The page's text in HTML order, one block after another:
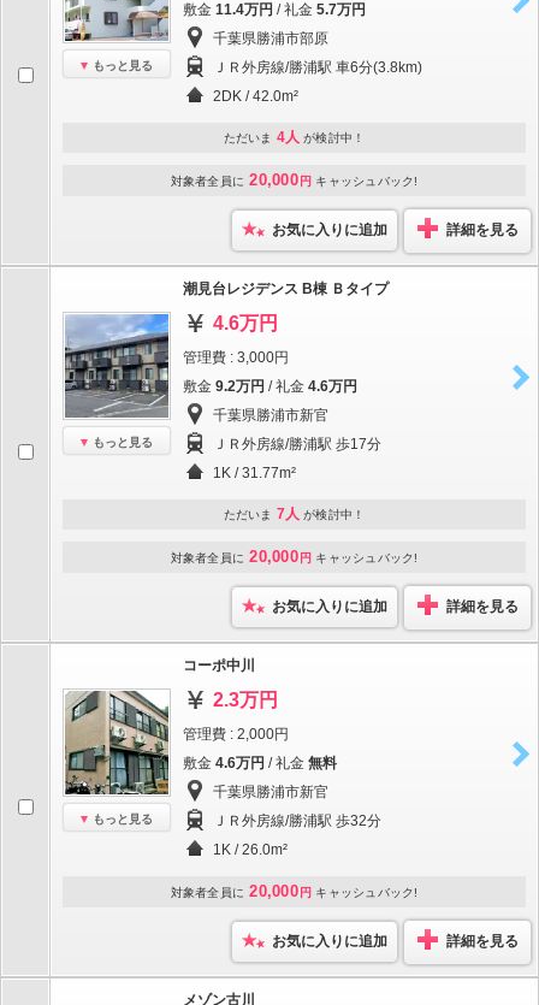
もっと見る
敷金 11.4万円 / 礼金 5.7万円
千葉県勝浦市部原
ＪＲ外房線/勝浦駅 車6分(3.8km)
2DK / 42.0m²
ただいま 4人 が検討中！
対象者全員に 20,000 円 キャッシュバック!
お気に入りに追加 詳細を見る
もっと見る
潮見台レジデンス B棟 Ｂタイプ
4.6万円
管理費 : 3,000円
敷金 9.2万円 / 礼金 4.6万円
千葉県勝浦市新官
ＪＲ外房線/勝浦駅 歩17分
1K / 31.77m²
ただいま 7人 が検討中！
対象者全員に 20,000 円 キャッシュバック!
お気に入りに追加 詳細を見る
もっと見る
コーポ中川
2.3万円
管理費 : 2,000円
敷金 4.6万円 / 礼金 無料
千葉県勝浦市新官
ＪＲ外房線/勝浦駅 歩32分
1K / 26.0m²
対象者全員に 20,000 円 キャッシュバック!
お気に入りに追加 詳細を見る
メゾン古川